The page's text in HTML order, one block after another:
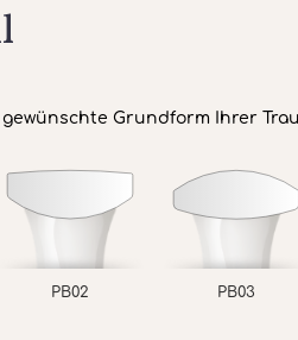
Grundform Ihrer
PB02 PB03